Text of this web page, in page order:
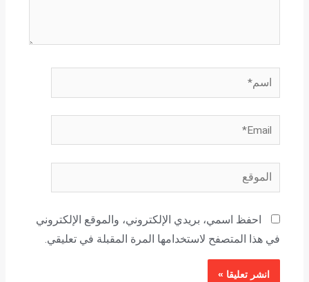
اسم*
Email*
الموقع
احفظ اسمي، بريدي الإلكتروني، والموقع الإلكتروني
في هذا المتصفح لاستخدامها المرة المقبلة في تعليقي.